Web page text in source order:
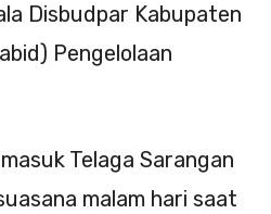
Disbudpar Kabupaten
Pengelolaan
Telaga Sarangan
malam hari saat